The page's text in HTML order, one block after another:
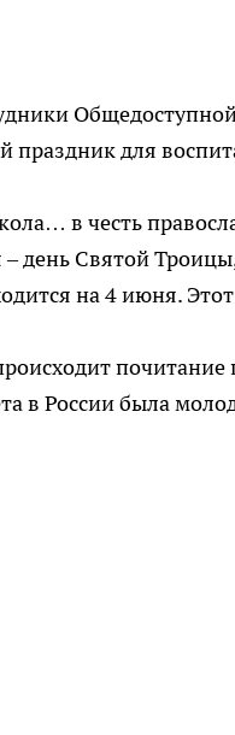
праздник для
в честь
– день Святой
на 4 июня.
в России была